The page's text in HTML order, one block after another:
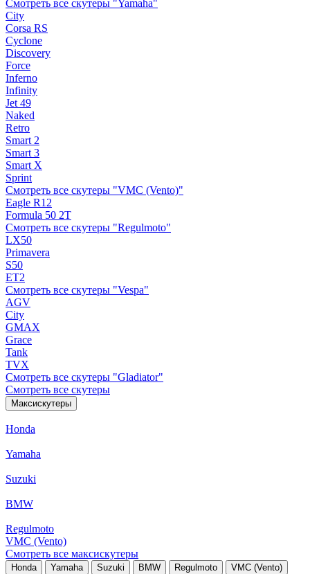
Смотреть все скутеры "Yamaha"
City
Corsa RS
Cyclone
Discovery
Force
Inferno
Infinity
Jet 49
Naked
Retro
Smart 2
Smart 3
Smart X
Sprint
Смотреть все скутеры "VMC (Vento)"
Eagle R12
Formula 50 2Т
Смотреть все скутеры "Regulmoto"
LX50
Primavera
S50
ET2
Смотреть все скутеры "Vespa"
AGV
City
GMAX
Grace
Tank
TVX
Смотреть все скутеры "Gladiator"
Смотреть все скутеры
Максискутеры
Honda
Yamaha
Suzuki
BMW
Regulmoto
VMC (Vento)
Смотреть все максискутеры
Honda Yamaha Suzuki BMW Regulmoto VMC (Vento)